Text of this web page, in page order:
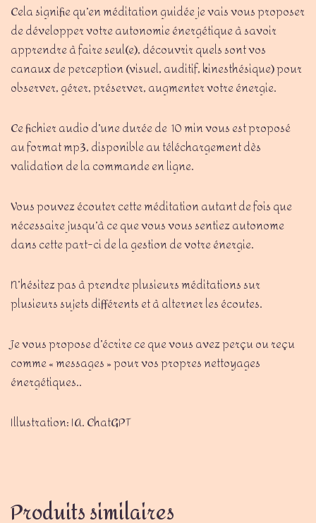
Cela signifie qu’en méditation guidée je vais vous proposer
de développer votre autonomie énergétique à savoir
apprendre à faire seul(e), découvrir quels sont vos
canaux de perception (visuel, auditif, kinesthésique) pour
observer, gérer, préserver, augmenter votre énergie.
Ce fichier audio d’une durée de 10 min vous est proposé
au format mp3, disponible au téléchargement dès
validation de la commande en ligne.
Vous pouvez écouter cette méditation autant de fois que
nécessaire jusqu’à ce que vous vous sentiez autonome
dans cette part-ci de la gestion de votre énergie.
N’hésitez pas à prendre plusieurs méditations sur
plusieurs sujets différents et à alterner les écoutes.
Je vous propose d’écrire ce que vous avez perçu ou reçu
comme « messages » pour vos propres nettoyages
énergétiques..
Illustration: IA. ChatGPT
Produits similaires